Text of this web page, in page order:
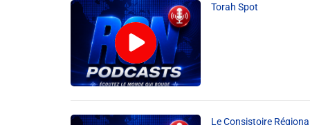
Torah Spot
Le Consistoire